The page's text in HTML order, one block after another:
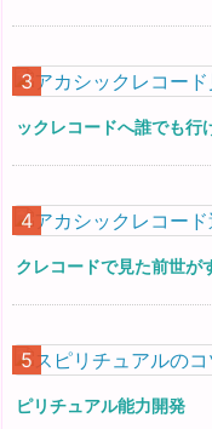
ックレコードへ誰でも行
クレコードで見た前世が
ピリチュアル能力開発